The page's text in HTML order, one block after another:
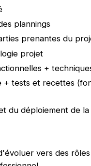
plannings
prenantes du
projet
+
+ tests et recettes
du déploiement de
vers des